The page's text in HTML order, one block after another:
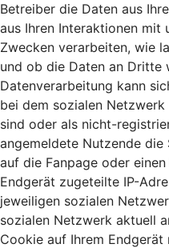
Betreiber die Daten aus
aus Ihren Interaktionen mit
Zwecken verarbeiten, wie
und ob die Daten an Dritte
Datenverarbeitung kann
bei dem sozialen
sind oder als nicht-
angemeldete Nutzende
auf die Fanpage oder
Endgerät zugeteilte IP-
jeweiligen sozialen
sozialen Netzwerk aktuell
Cookie auf Ihrem